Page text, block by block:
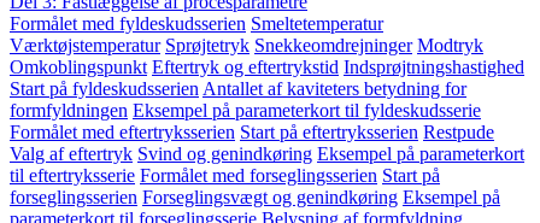
Formålet med fyldeskudsserien Smeltetemperatur
Værktøjstemperatur Sprøjtetryk Snekkeomdrejninger Modtryk
Omkoblingspunkt Eftertryk og eftertrykstid Indsprøjtningshastighed
Start på fyldeskudsserien Antallet af kaviteters betydning for
formfyldningen Eksempel på parameterkort til fyldeskudsserie
Formålet med eftertryksserien Start på eftertryksserien Restpude
Valg af eftertryk Svind og genindkøring Eksempel på parameterkort
til eftertryksserie Formålet med forseglingsserien Start på
forseglingsserien Forseglingsvægt og genindkøring Eksempel på
parameterkort til forseglingsserie Belysning af formfyldning